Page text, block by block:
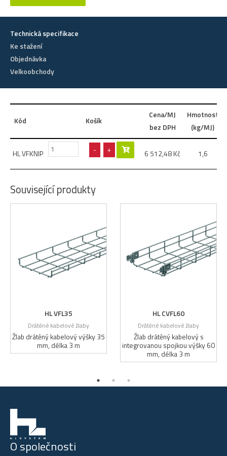
Technická specifikace
Ke stažení
Objednávka
Velkoobchody
Kód Košík
Cena/MJ
bez DPH
Hmotnost
(kg/MJ)
HL VFKNIP - + 6 512,48 Kč 1,6
Související produkty
HL VFL35
Drátěné kabelové žlaby
Žlab drátěný kabelový výšky 35
mm, délka 3 m
HL CVFL60
Drátěné kabelové žlaby
Žlab drátěný kabelový s
integrovanou spojkou výšky 60
mm, délka 3 m
O společnosti